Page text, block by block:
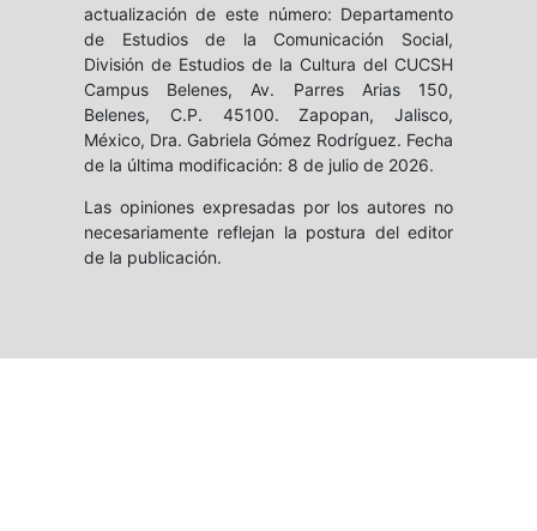
actualización de este número: Departamento
de Estudios de la Comunicación Social,
División de Estudios de la Cultura del CUCSH
Campus Belenes, Av. Parres Arias 150,
Belenes, C.P. 45100. Zapopan, Jalisco,
México, Dra. Gabriela Gómez Rodríguez. Fecha
de la última modificación: 8 de julio de 2026.
Las opiniones expresadas por los autores no
necesariamente reflejan la postura del editor
de la publicación.